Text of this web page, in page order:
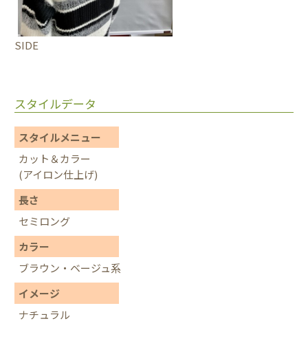
SIDE
スタイルデータ
スタイルメニュー
カット＆カラー
(アイロン仕上げ)
長さ
セミロング
カラー
ブラウン・ベージュ系
イメージ
ナチュラル